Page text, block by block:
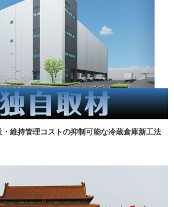
・維持管理コストの抑制可能な冷蔵倉庫新工法